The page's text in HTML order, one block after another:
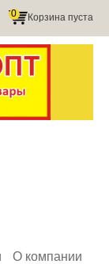
Корзина пуста
0
О компании